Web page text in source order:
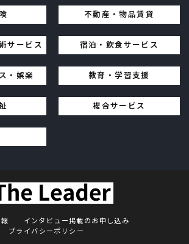
不動産・物品賃貸
サービス 宿泊・飲食サービス
・娯楽 教育・学習支援
複合サービス
インタビュー掲載のお申し込み
プライバシーポリシー